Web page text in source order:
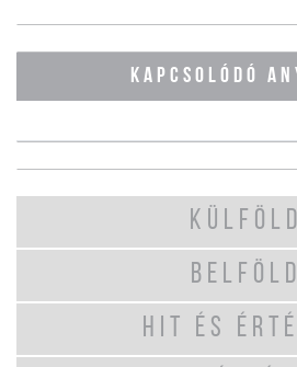
KAPCSOLÓDÓ
KÜLFÖLD
BELFÖLD
HIT ÉS